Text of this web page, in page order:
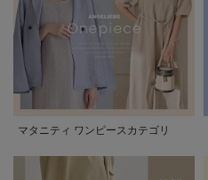
マタニティ ワンピースカテゴリ